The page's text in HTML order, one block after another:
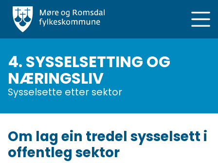
Hopp
hovedinnhold
4. SYSSELSETTING OG
NÆRINGSLIV
Sysselsette etter sektor
Om lag ein tredel sysselsett i
offentleg sektor